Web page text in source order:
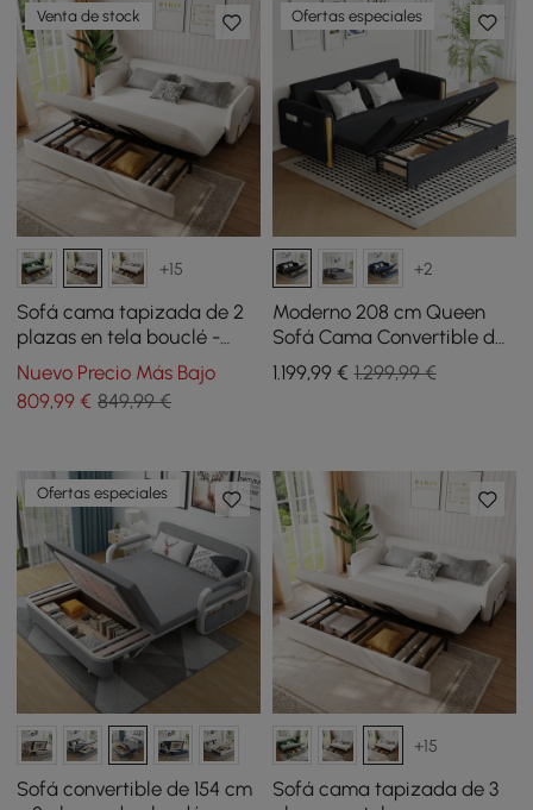
Venta de stock
+15
Sofá cama tapizada de 2
plazas en tela bouclé -
blanco
Nuevo Precio Más Bajo
809,99 € 849,99 €
Ofertas especiales
+2
Moderno 208 cm Queen
Sofá Cama Convertible de
3 plazas de Lino con
Almacenamiento
1.199,99€ 1.299,99 €
Ofertas especiales
Sofá convertible de 154 cm
+15
Sofá cama tapizada de 3